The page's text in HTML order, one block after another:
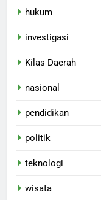
hukum
investigasi
Kilas Daerah
nasional
pendidikan
politik
teknologi
wisata